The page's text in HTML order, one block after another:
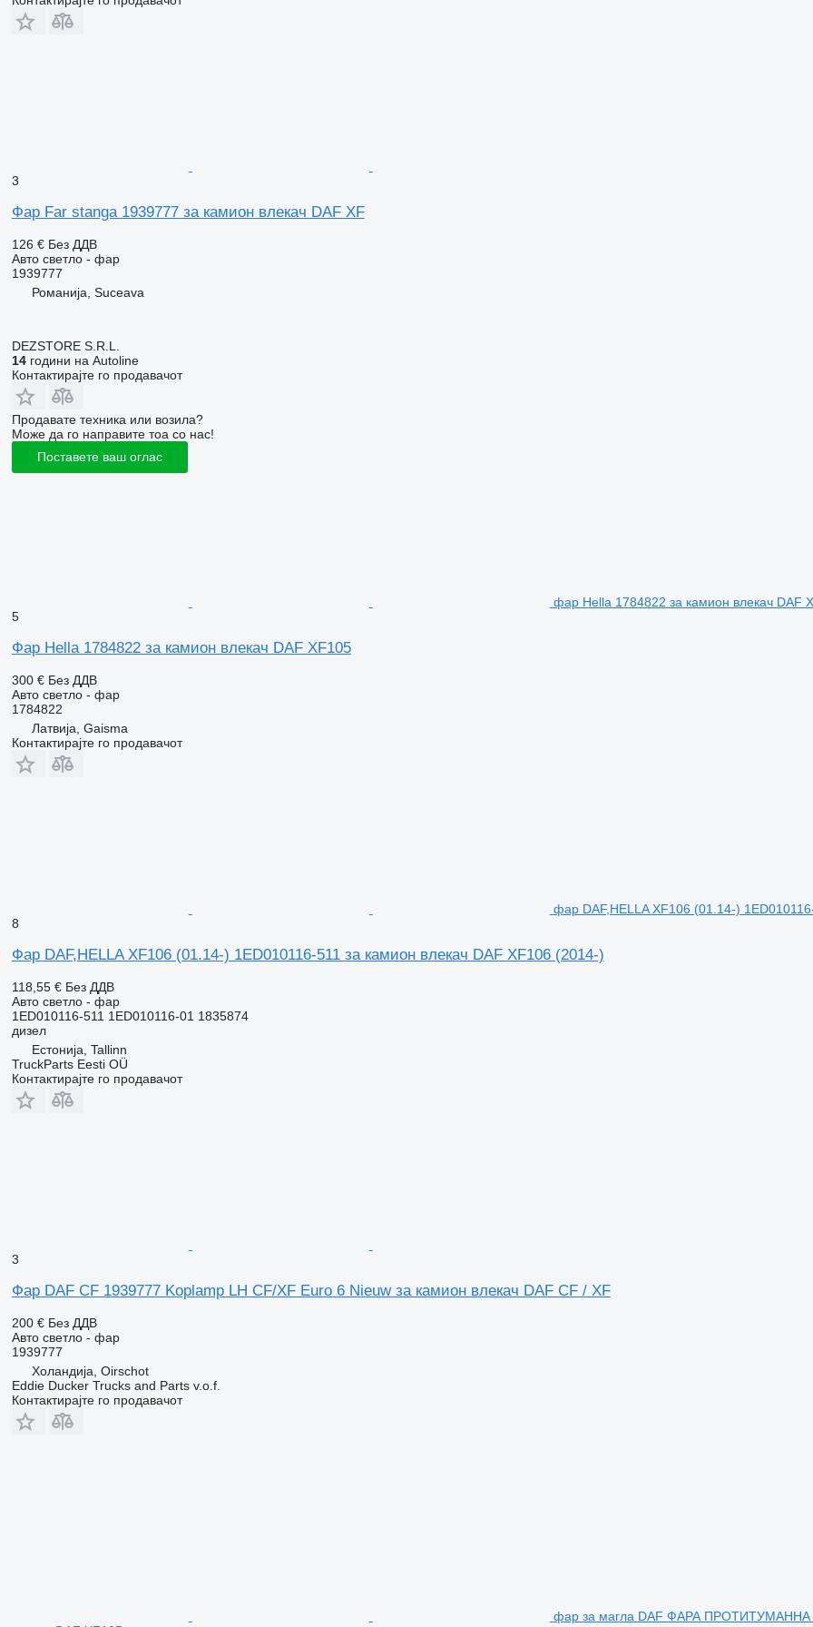
3
Фар Far stanga 1939777 за камион влекач DAF XF
126 € Без ДДВ
Авто светло - фар
1939777
Романија, Suceava
DEZSTORE S.R.L.
14години на Autoline
Контактирајте го продавачот
Продавате техника или возила?
Може да го направите тоа со нас!
Поставете ваш оглас
фар Hella 1784822 за камион влекач DAF
5
Фар Hella 1784822 за камион влекач DAF XF105
300 € Без ДДВ
Авто светло - фар
1784822
Латвија, Gaisma
Контактирајте го продавачот
фар DAF,HELLA XF106 (01.14-)
8
Фар DAF,HELLA XF106 (01.14-) 1ED010116-511 за камион влекач DAF XF106 (2014-)
118,55 € Без ДДВ
Авто светло - фар
1ED010116-511 1ED010116-01 1835874
дизел
Естонија, Tallinn
TruckParts Eesti OÜ
Контактирајте го продавачот
3
Фар DAF CF 1939777 Koplamp LH CF/XF Euro 6 Nieuw за камион влекач DAF CF / XF
200 € Без ДДВ
Авто светло - фар
1939777
Холандија, Oirschot
Eddie Ducker Trucks and Parts v.o.f.
Контактирајте го продавачот
фар за магла DAF ФАРА ПРОТИТУМАННА